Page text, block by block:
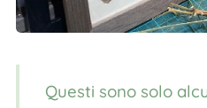
Questi sono solo